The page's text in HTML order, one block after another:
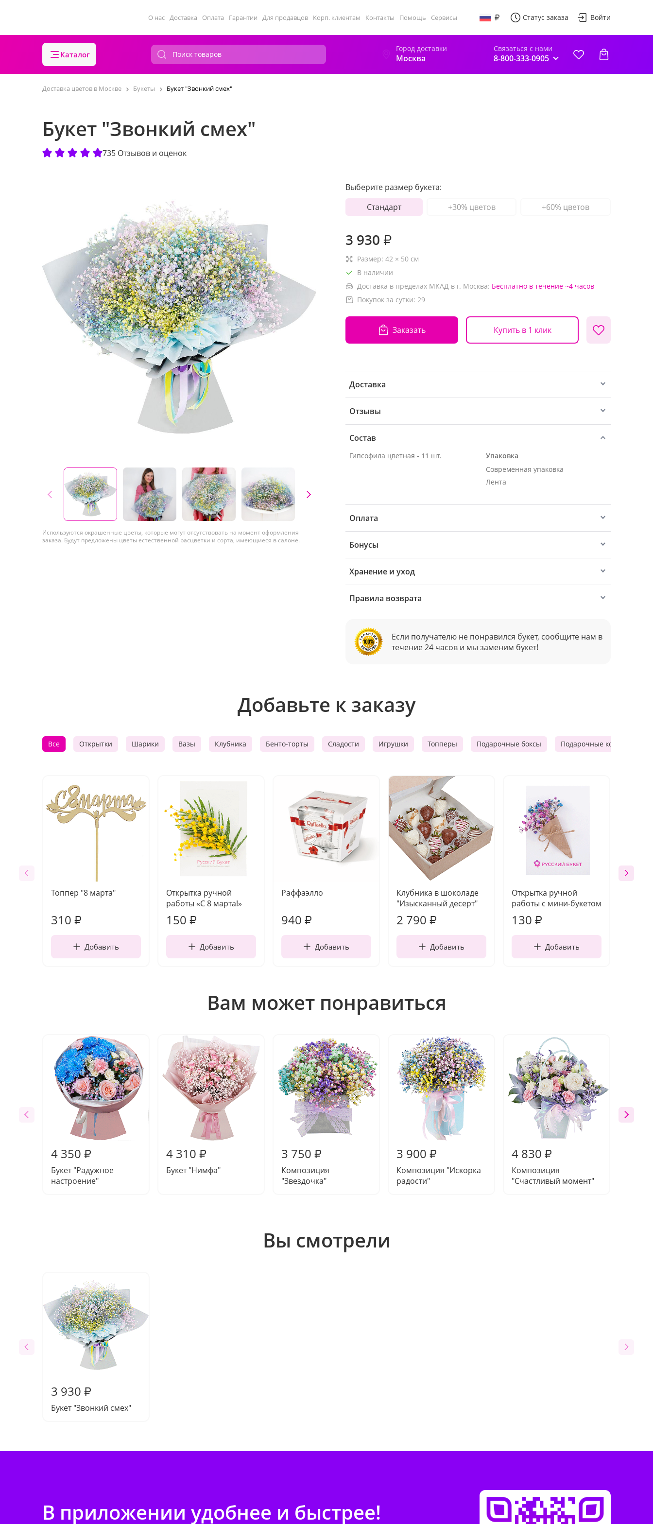
О нас Доставка Оплата Гарантии Для продавцов Корп. клиентам Контакты Помощь Сервисы Статус заказа Войти
Каталог
Город доставки
Москва
Связаться с нами
8-800-333-0905
Доставка цветов в Москве Букеты Букет "Звонкий смех"
Букет "Звонкий смех"
735 Отзывов и оценок
Используются окрашенные цветы, которые могут отсутствовать на момент оформления
заказа. Будут предложены цветы естественной расцветки и сорта, имеющиеся в салоне.
Выберите размер букета:
Стандарт
+30% цветов +60% цветов
3 930 ₽
Размер: 42 × 50 см
В наличии
Доставка в пределах МКАД в г. Москва: Бесплатно в течение ~4 часов
Покупок за сутки: 29
Заказать Купить в 1 клик
Доставка
Отзывы
Состав
Гипсофила цветная - 11 шт.
Упаковка
Современная упаковка
Лента
Оплата
Бонусы
Хранение и уход
Правила возврата
Если получателю не понравился букет, сообщите нам в
течение 24 часов и мы заменим букет!
Добавьте к заказу
Все Открытки Шарики Вазы Клубника Бенто-торты Сладости Игрушки Топперы Подарочные боксы Подарочные корзины
Топпер "8 марта"
310 ₽
Добавить
Открытка ручной
работы «С 8 марта!»
150 ₽
Добавить
Раффаэлло
940 ₽
Добавить
Клубника в шоколаде
"Изысканный десерт"
2 790 ₽
Добавить
Открытка ручной
работы с мини-букетом
130 ₽
Добавить
Вам может понравиться
4 350 ₽
Букет "Радужное
настроение"
4 310 ₽
Букет "Нимфа"
3 750 ₽
Композиция
"Звездочка"
3 900 ₽
Композиция "Искорка
радости"
4 830 ₽
Композиция
"Счастливый момент"
Вы смотрели
3 930 ₽
Букет "Звонкий смех"
В приложении удобнее и быстрее!